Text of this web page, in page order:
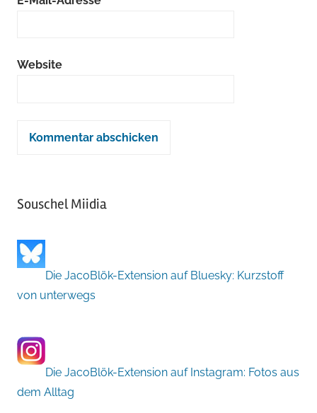
Website
Souschel Miidia
Die JacoBlök-Extension auf Bluesky: Kurzstoff
von unterwegs
Die JacoBlök-Extension auf Instagram: Fotos aus
dem Alltag